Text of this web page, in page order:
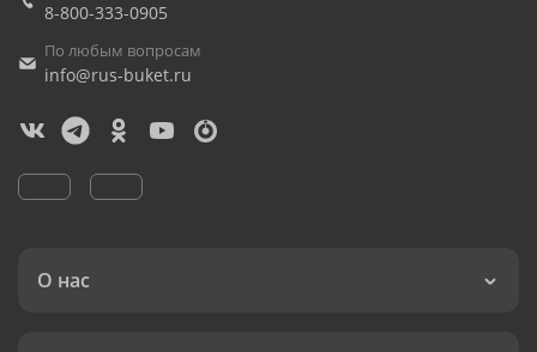
8-800-333-0905
По любым вопросам
info@rus-buket.ru
О нас